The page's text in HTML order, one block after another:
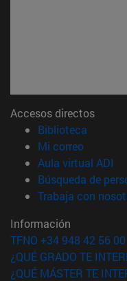
Accesos directos
Biblioteca
Mi correo(abre en
Aula virtual ADI
Búsqueda de
Trabaja con
Información
TFNO +34 948 42 56 00
¿QUÉ GRADO TE
¿QUÉ MÁSTER TE